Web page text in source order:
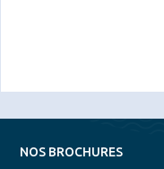
NOS BROCHURES